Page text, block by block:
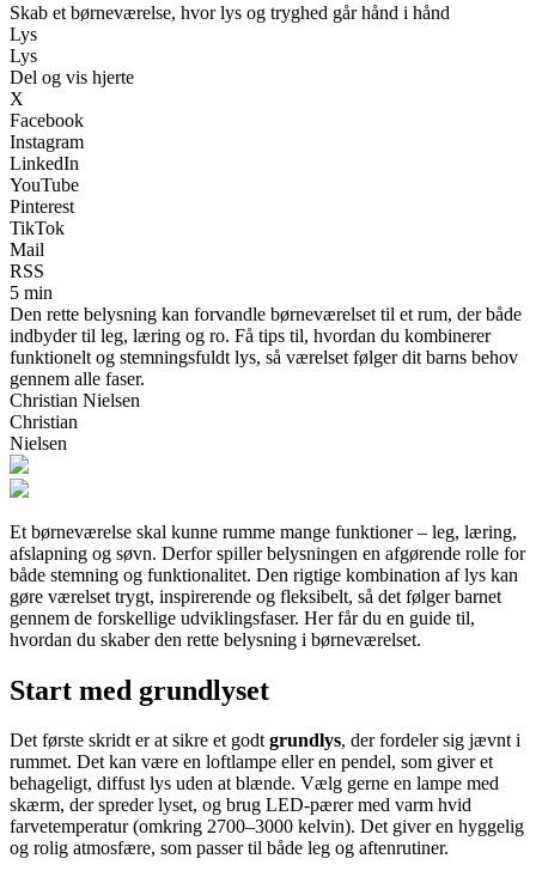
Skab et børneværelse, hvor lys og tryghed går hånd i hånd
Lys
Lys
Del og vis hjerte
X
Facebook
Instagram
LinkedIn
YouTube
Pinterest
TikTok
Mail
RSS
5 min
Den rette belysning kan forvandle børneværelset til et rum, der både
indbyder til leg, læring og ro. Få tips til, hvordan du kombinerer
funktionelt og stemningsfuldt lys, så værelset følger dit barns behov
gennem alle faser.
Christian Nielsen
Christian
Nielsen
Et børneværelse skal kunne rumme mange funktioner – leg, læring,
afslapning og søvn. Derfor spiller belysningen en afgørende rolle for
både stemning og funktionalitet. Den rigtige kombination af lys kan
gøre værelset trygt, inspirerende og fleksibelt, så det følger barnet
gennem de forskellige udviklingsfaser. Her får du en guide til,
hvordan du skaber den rette belysning i børneværelset.
Start med grundlyset
Det første skridt er at sikre et godtgrundlys, der fordeler sig jævnt i
rummet. Det kan være en loftlampe eller en pendel, som giver et
behageligt, diffust lys uden at blænde. Vælg gerne en lampe med
skærm, der spreder lyset, og brug LED-pærer med varm hvid
farvetemperatur (omkring 2700–3000 kelvin). Det giver en hyggelig
og rolig atmosfære, som passer til både leg og aftenrutiner.